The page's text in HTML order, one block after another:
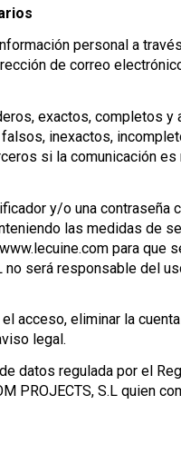
personal a
de correo
exactos, completos
inexactos,
si la comunicación
y/o una
las medidas de
para
no será responsable del
el acceso, eliminar la
legal.
datos regulada por el
PROJECTS, S.L